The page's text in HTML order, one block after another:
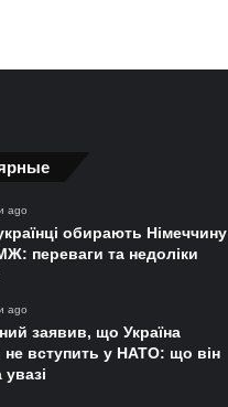
ago
обирають Німеччину
переваги та недоліки
ago
заявив, що Україна
не вступить у НАТО: що він